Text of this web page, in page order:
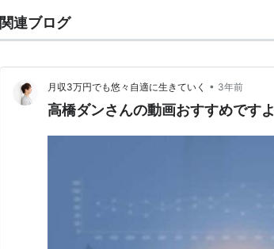
関連ブログ
月収3万円でも悠々自適に生きていく • 3年前
高橋ダンさんの動画おすすめですよ